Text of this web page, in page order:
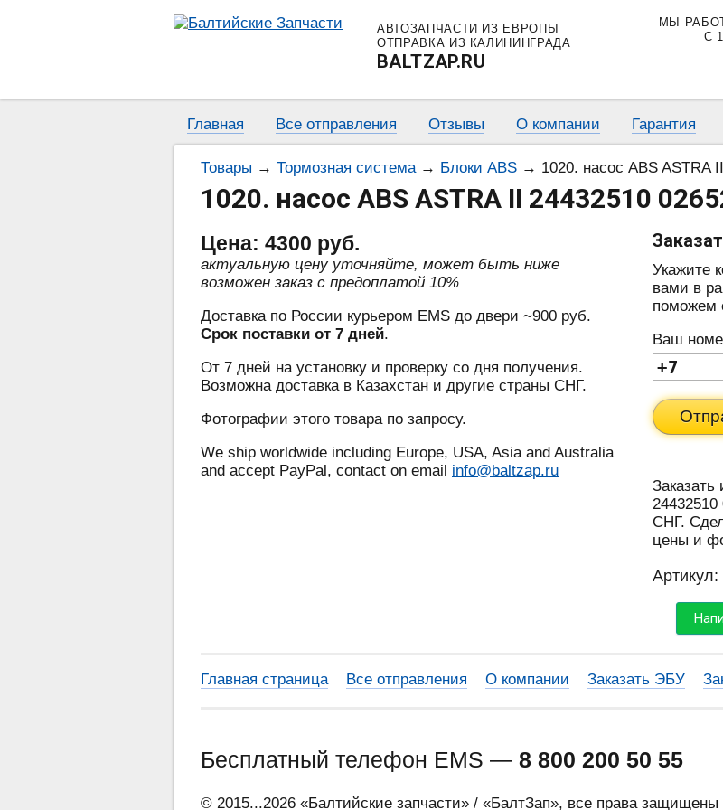
АВТОЗАПЧАСТИ ИЗ ЕВРОПЫ
ОТПРАВКА ИЗ КАЛИНИНГРАДА
BALTZAP.RU
МЫ
С
Главная Все отправления Отзывы О компании Гарантия
Товары → Тормозная система→ Блоки ABS → 1020. насос ABS ASTRA
1020. насос ABS ASTRA II 24432510
Цена: 4300 руб.
актуальную цену уточняйте, может быть ниже
возможен заказ с предоплатой 10%
Доставка по России курьером EMS до двери ~900 руб.
Срок поставки от 7 дней.
От 7 дней на установку и проверку со дня получения.
Возможна доставка в Казахстан и другие страны СНГ.
Фотографии этого товара по запросу.
We ship worldwide including Europe, USA, Asia and Australia
and accept PayPal, contact on email info@baltzap.ru
Укажите
вами в
поможем
Ваш
Заказать
24432510
СНГ.
цены и
Артикул:
Главная страница Все отправления О компании Заказать ЭБУ
Бесплатный телефон EMS — 8 800 200 50 55
© 2015...2026 «Балтийские запчасти» / «БалтЗап», все права защищены